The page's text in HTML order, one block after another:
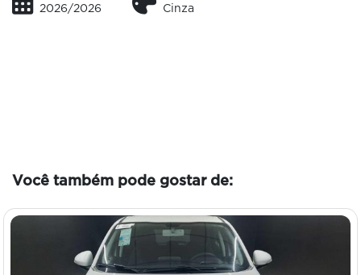
2026/2026 Cinza
Você também pode gostar de: